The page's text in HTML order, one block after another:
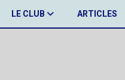
LE CLUB ARTICLES